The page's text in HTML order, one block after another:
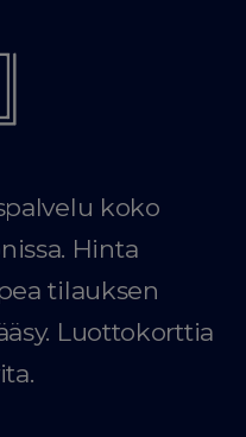
koko
Hinta
tilauksen
Luottokorttia